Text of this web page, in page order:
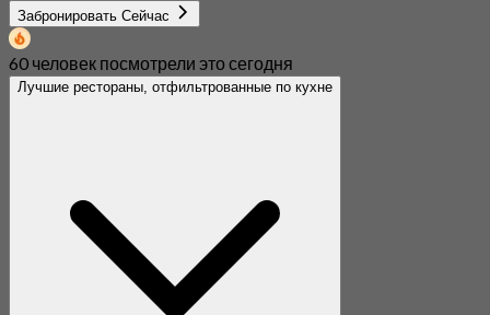
Забронировать Сейчас
60 человек посмотрели это сегодня
Лучшие рестораны, отфильтрованные по кухне